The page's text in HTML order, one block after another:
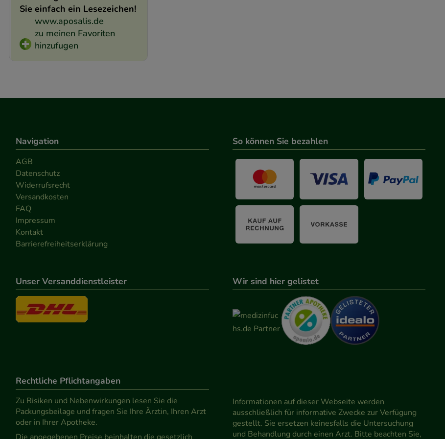
Sie einfach ein Lesezeichen!
www.aposalis.de
zu meinen Favoriten
hinzufugen
Navigation
AGB
Datenschutz
Widerrufsrecht
Versandkosten
FAQ
Impressum
Kontakt
Barrierefreiheitserklärung
So können Sie bezahlen
Unser Versanddienstleister Wir sind hier gelistet
Rechtliche Pflichtangaben
Zu Risiken und Nebenwirkungen lesen Sie die
Packungsbeilage und fragen Sie Ihre Ärztin, Ihren Arzt
oder in Ihrer Apotheke.
Informationen auf dieser Webseite werden
ausschließlich für informative Zwecke zur Verfügung
gestellt. Sie ersetzen keinesfalls die Untersuchung
und Behandlung durch einen Arzt. Bitte beachten Sie,